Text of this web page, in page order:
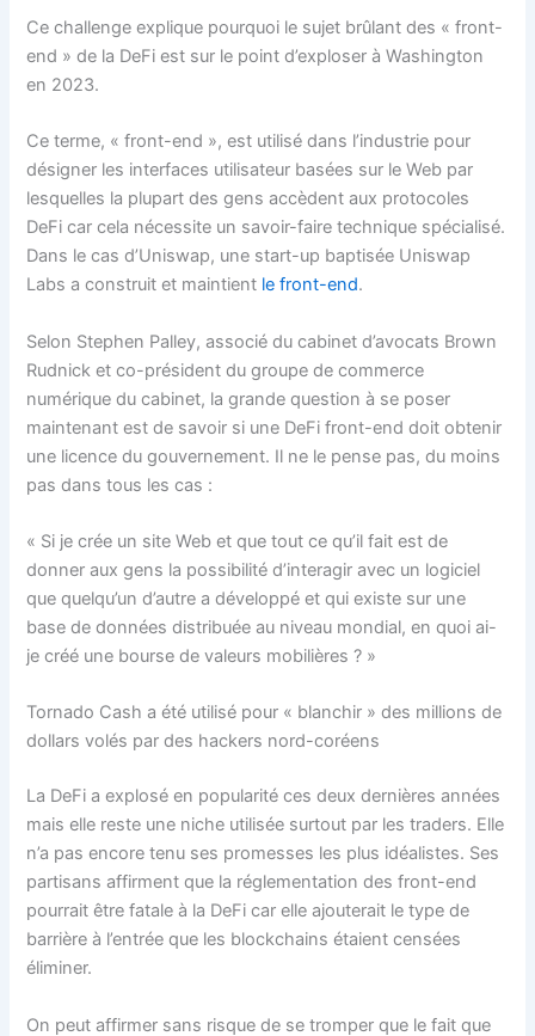
Ce challenge explique pourquoi le sujet brûlant des « front-
end » de la DeFi est sur le point d’exploser à Washington
en 2023.
Ce terme, « front-end », est utilisé dans l’industrie pour
désigner les interfaces utilisateur basées sur le Web par
lesquelles la plupart des gens accèdent aux protocoles
DeFi car cela nécessite un savoir-faire technique spécialisé.
Dans le cas d’Uniswap, une start-up baptisée Uniswap
Labs a construit et maintient le front-end.
Selon Stephen Palley, associé du cabinet d’avocats Brown
Rudnick et co-président du groupe de commerce
numérique du cabinet, la grande question à se poser
maintenant est de savoir si une DeFi front-end doit obtenir
une licence du gouvernement. Il ne le pense pas, du moins
pas dans tous les cas :
« Si je crée un site Web et que tout ce qu’il fait est de
donner aux gens la possibilité d’interagir avec un logiciel
que quelqu’un d’autre a développé et qui existe sur une
base de données distribuée au niveau mondial, en quoi ai-
je créé une bourse de valeurs mobilières ? »
Tornado Cash a été utilisé pour « blanchir » des millions de
dollars volés par des hackers nord-coréens
La DeFi a explosé en popularité ces deux dernières années
mais elle reste une niche utilisée surtout par les traders. Elle
n’a pas encore tenu ses promesses les plus idéalistes. Ses
partisans affirment que la réglementation des front-end
pourrait être fatale à la DeFi car elle ajouterait le type de
barrière à l’entrée que les blockchains étaient censées
éliminer.
On peut affirmer sans risque de se tromper que le fait que